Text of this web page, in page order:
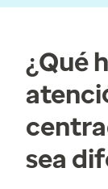
¿Qué
sea